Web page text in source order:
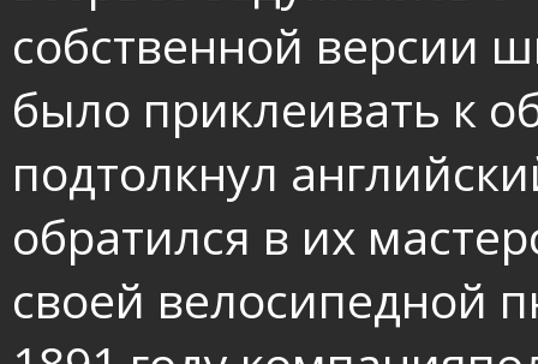
собственной версии
было приклеивать к
подтолкнул
обратился в их
своей велосипедной